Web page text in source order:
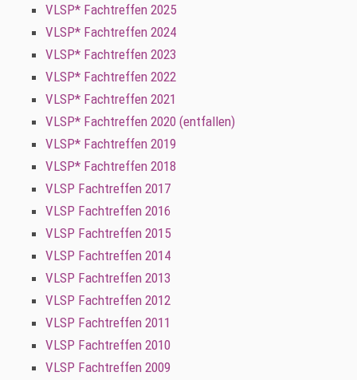
VLSP* Fachtreffen 2025
VLSP* Fachtreffen 2024
VLSP* Fachtreffen 2023
VLSP* Fachtreffen 2022
VLSP* Fachtreffen 2021
VLSP* Fachtreffen 2020 (entfallen)
VLSP* Fachtreffen 2019
VLSP* Fachtreffen 2018
VLSP Fachtreffen 2017
VLSP Fachtreffen 2016
VLSP Fachtreffen 2015
VLSP Fachtreffen 2014
VLSP Fachtreffen 2013
VLSP Fachtreffen 2012
VLSP Fachtreffen 2011
VLSP Fachtreffen 2010
VLSP Fachtreffen 2009